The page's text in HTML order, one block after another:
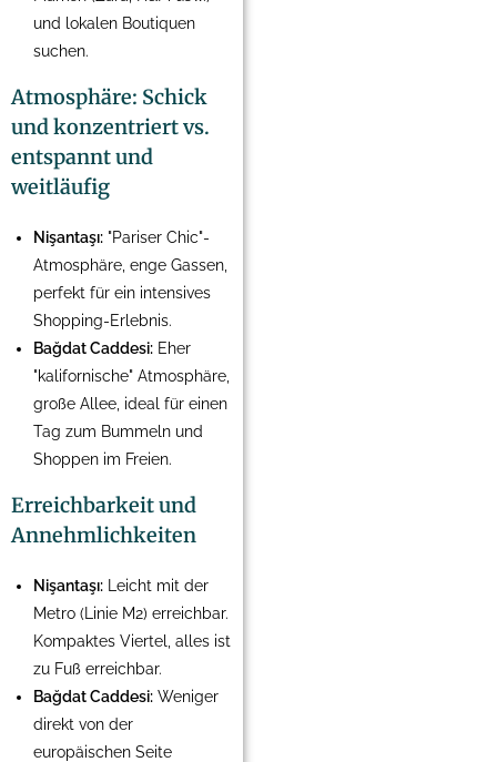
und lokalen Boutiquen
suchen.
Atmosphäre: Schick
und konzentriert vs.
entspannt und
weitläufig
Nişantaşı: "Pariser Chic"-
Atmosphäre, enge Gassen,
perfekt für ein intensives
Shopping-Erlebnis.
Bağdat Caddesi: Eher
"kalifornische" Atmosphäre,
große Allee, ideal für einen
Tag zum Bummeln und
Shoppen im Freien.
Erreichbarkeit und
Annehmlichkeiten
Nişantaşı: Leicht mit der
Metro (Linie M2) erreichbar.
Kompaktes Viertel, alles ist
zu Fuß erreichbar.
Bağdat Caddesi: Weniger
direkt von der
europäischen Seite